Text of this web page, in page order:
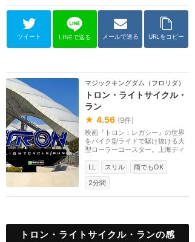
ツイート LINEで送る メールで送る URLをコピー
マジックキングダム（フロリダ）
トロン・ライトサイクル・
ラン
★ 4.56 (9件)
映画『トロン：レガシー』の世界
をバイク型ライドで駆け抜ける大
型ローラーコースター。上海ディ
ズニーランドに続...
LL
スリル
雨でもOK
2分間
トロン・ライトサイクル・ランの感